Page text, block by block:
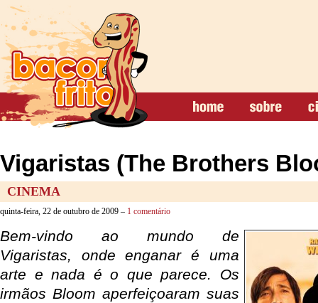
Vigaristas (The Brothers
CINEMA
quinta-feira, 22 de outubro de 2009 – 1 comentário
Bem-vindo ao mundo de
Vigaristas, onde enganar é uma
arte e nada é o que parece. Os
irmãos Bloom aperfeiçoaram suas